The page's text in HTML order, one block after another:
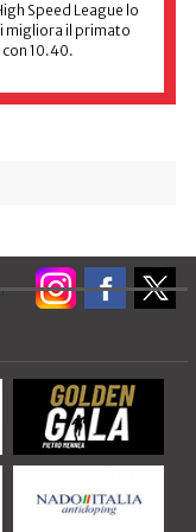
Speed League lo
migliora il primato
10.40.